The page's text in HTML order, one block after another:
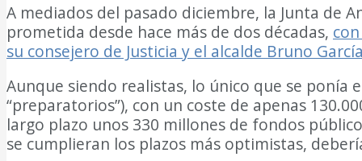
A mediados del pasado diciembre, la Junta de
prometida desde hace más de dos décadas,
su consejero de Justicia y el alcalde Bruno García
Aunque siendo realistas, lo único que se ponía
“preparatorios”), con un coste de apenas
largo plazo unos 330 millones de fondos
se cumplieran los plazos más optimistas,